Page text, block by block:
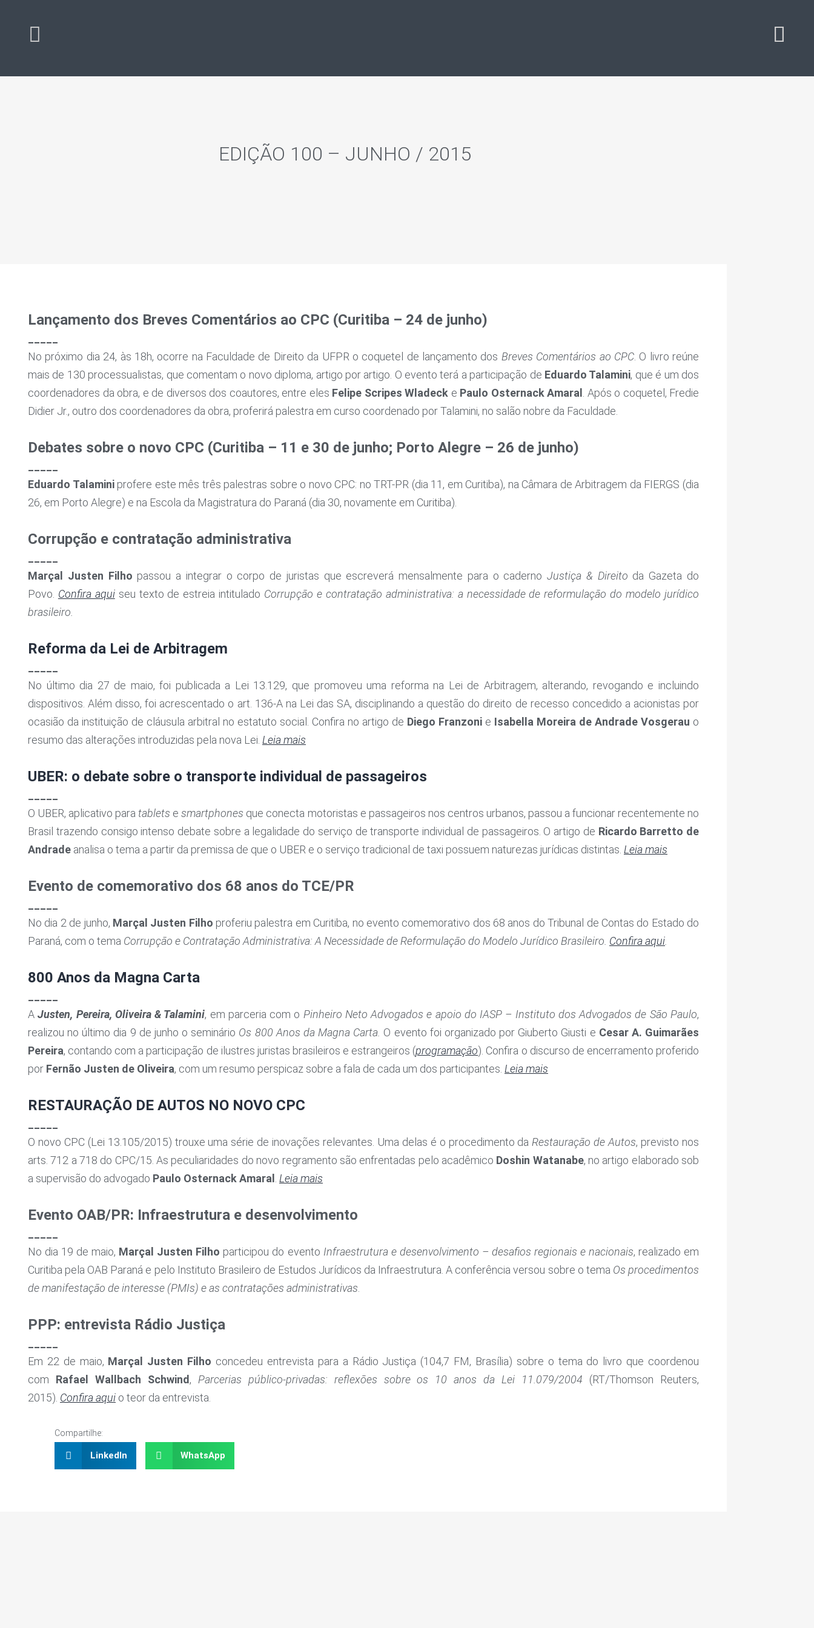
EDIÇÃO 100 – JUNHO / 2015
Lançamento dos Breves Comentários ao CPC (Curitiba – 24 de junho)
No próximo dia 24, às 18h, ocorre na Faculdade de Direito da UFPR o coquetel de lançamento dos Breves Comentários ao CPC. O livro reúne
mais de 130 processualistas, que comentam o novo diploma, artigo por artigo. O evento terá a participação de Eduardo Talamini, que é um dos
coordenadores da obra, e de diversos dos coautores, entre eles Felipe Scripes Wladeck e Paulo Osternack Amaral . Após o coquetel, Fredie
Didier Jr., outro dos coordenadores da obra, proferirá palestra em curso coordenado por Talamini, no salão nobre da Faculdade.
Debates sobre o novo CPC (Curitiba – 11 e 30 de junho; Porto Alegre – 26 de junho)
Eduardo Talaminiprofere este mês três palestras sobre o novo CPC: no TRT-PR (dia 11, em Curitiba), na Câmara de Arbitragem da FIERGS (dia
26, em Porto Alegre) e na Escola da Magistratura do Paraná (dia 30, novamente em Curitiba).
Corrupção e contratação administrativa
Marçal Justen Filho passou a integrar o corpo de juristas que escreverá mensalmente para o cadernoJustiça & Direito da Gazeta do
Povo. Confira aquiseu texto de estreia intitulado Corrupção e contratação administrativa: a necessidade de reformulação do modelo jurídico
brasileiro.
Reforma da Lei de Arbitragem
No último dia 27 de maio, foi publicada a Lei 13.129, que promoveu uma reforma na Lei de Arbitragem, alterando, revogando e incluindo
dispositivos. Além disso, foi acrescentado o art. 136-A na Lei das SA, disciplinando a questão do direito de recesso concedido a acionistas por
ocasião da instituição de cláusula arbitral no estatuto social. Confira no artigo de Diego Franzoni e Isabella Moreira de Andrade Vosgerau o
resumo das alterações introduzidas pela nova Lei. Leia mais
UBER: o debate sobre o transporte individual de passageiros
O UBER, aplicativo para tablets e smartphones que conecta motoristas e passageiros nos centros urbanos, passou a funcionar recentemente no
Brasil trazendo consigo intenso debate sobre a legalidade do serviço de transporte individual de passageiros. O artigo de Ricardo Barretto de
Andrade analisa o tema a partir da premissa de que o UBER e o serviço tradicional de taxi possuem naturezas jurídicas distintas. L eiamais
Evento de comemorativo dos 68 anos do TCE/PR
No dia 2 de junho, Marçal Justen Filho proferiu palestra em Curitiba, no evento comemorativo dos 68 anos do Tribunal de Contas do Estado do
Paraná, com o tema Corrupção e Contratação Administrativa: A Necessidade de Reformulação do Modelo Jurídico Brasileiro. Confira aqui
800 Anos da Magna Carta
AJusten, Pereira, Oliveira & Talamini, em parceria com o Pinheiro Neto Advogados e apoio do IASP – Instituto dos Advogados de São Paulo,
realizou no último dia 9 de junho o seminário Os 800 Anos da Magna Carta. O evento foi organizado por Giuberto Giusti e Cesar A. Guimarães
Pereira, contando com a participação de ilustres juristas brasileiros e estrangeiros (programação). Confira o discurso de encerramento proferido
por Fernão Justen de Oliveira, com um resumo perspicaz sobre a fala de cada um dos participantes. Leia mais
RESTAURAÇÃO DE AUTOS NO NOVO CPC
O novo CPC (Lei 13.105/2015) trouxe uma série de inovações relevantes. Uma delas é o procedimento da Restauração de Autos, previsto nos
arts. 712 a 718 do CPC/15. As peculiaridades do novo regramento são enfrentadas pelo acadêmico Doshin Watanabe, no artigo elaborado sob
a supervisão do advogado Paulo Osternack Amaral Leia mais
Evento OAB/PR: Infraestrutura e desenvolvimento
No dia 19 de maio, Marçal Justen Filho participou do evento Infraestrutura e desenvolvimento – desafios regionais e nacionais, realizado em
Curitiba pela OAB Paraná e pelo Instituto Brasileiro de Estudos Jurídicos da Infraestrutura. A conferência versou sobre o tema Os procedimentos
de manifestação de interesse (PMIs) e as contratações administrativas
PPP: entrevista Rádio Justiça
Em 22 de maio, Marçal Justen Filho concedeu entrevista para a Rádio Justiça (104,7 FM, Brasília) sobre o tema do livro que coordenou
com Rafael Wallbach Schwind, Parcerias público-privadas: reflexões sobre os 10 anos da Lei 11.079/2004 (RT/Thomson Reuters,
2015). Confira aqui o teor da entrevista.
Compartilhe:
LinkedIn WhatsApp